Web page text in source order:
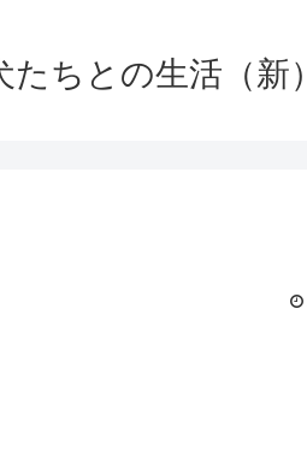
たちとの生活（新）